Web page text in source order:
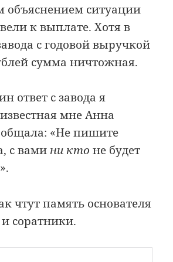
объяснением ситуации
к выплате. Хотя в
с годовой выручкой
сумма ничтожная.
ответ с завода я
мне Анна
«Не пишите
с вами ни кто не будет
чтут память основателя
соратники.